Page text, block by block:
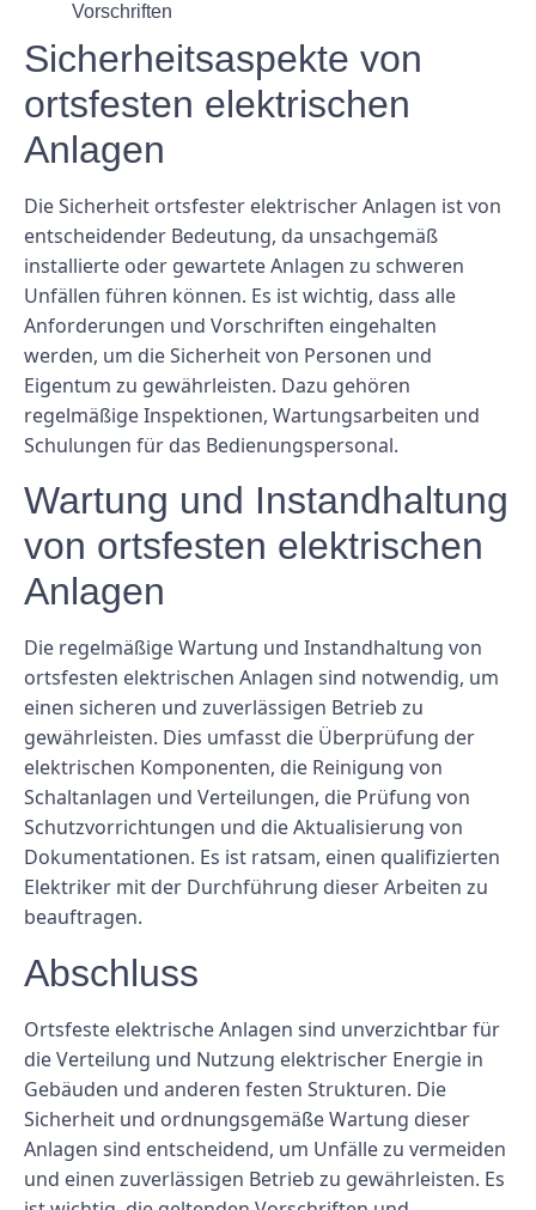
Vorschriften
Sicherheitsaspekte von
ortsfesten elektrischen
Anlagen
Die Sicherheit ortsfester elektrischer Anlagen ist von
entscheidender Bedeutung, da unsachgemäß
installierte oder gewartete Anlagen zu schweren
Unfällen führen können. Es ist wichtig, dass alle
Anforderungen und Vorschriften eingehalten
werden, um die Sicherheit von Personen und
Eigentum zu gewährleisten. Dazu gehören
regelmäßige Inspektionen, Wartungsarbeiten und
Schulungen für das Bedienungspersonal.
Wartung und Instandhaltung
von ortsfesten elektrischen
Anlagen
Die regelmäßige Wartung und Instandhaltung von
ortsfesten elektrischen Anlagen sind notwendig, um
einen sicheren und zuverlässigen Betrieb zu
gewährleisten. Dies umfasst die Überprüfung der
elektrischen Komponenten, die Reinigung von
Schaltanlagen und Verteilungen, die Prüfung von
Schutzvorrichtungen und die Aktualisierung von
Dokumentationen. Es ist ratsam, einen qualifizierten
Elektriker mit der Durchführung dieser Arbeiten zu
beauftragen.
Abschluss
Ortsfeste elektrische Anlagen sind unverzichtbar für
die Verteilung und Nutzung elektrischer Energie in
Gebäuden und anderen festen Strukturen. Die
Sicherheit und ordnungsgemäße Wartung dieser
Anlagen sind entscheidend, um Unfälle zu vermeiden
und einen zuverlässigen Betrieb zu gewährleisten. Es